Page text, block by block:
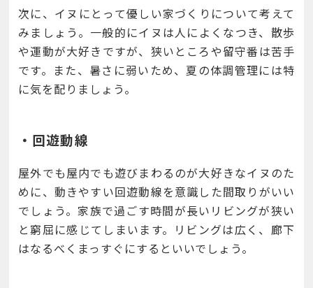
次に、イヌにとって優しい家づくりについて考えて
みましょう。一般的にイヌは人によくなつき、散歩
や運動が大好きですが、狭いところや留守番は苦手
です。また、暑さに弱いため、夏の体調管理には特
に気を配りましょう。
・回遊動線
屋外でも屋内でも遊びまわるのが大好きなイヌのた
めに、動きやすい回遊動線を意識した間取りがいい
でしょう。家族で過ごす時間が長いリビングが狭い
と窮屈に感じてしまいます。リビングは広く、廊下
はなるべくまっすぐにするといいでしょう。